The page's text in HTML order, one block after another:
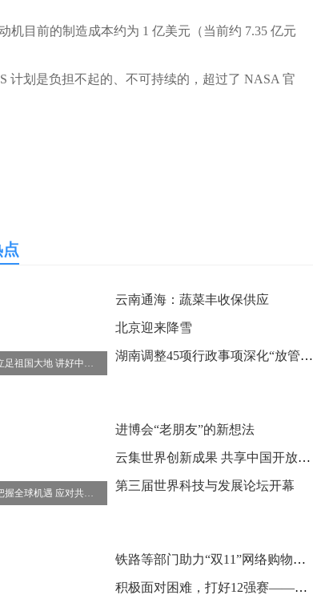
机目前的制造成本约为 1 亿美元（当前约 7.35 亿元
计划是负担不起的、不可持续的 ，超过了 NASA 官
云南通海：蔬菜丰收保供应
北京迎来降雪
湖南调整45项行政事项深化“放管服”改革
进博会“老朋友”的新想法
云集世界创新成果 共享中国开放红利
第三届世界科技与发展论坛开幕
铁路等部门助力“双11”网络购物更便捷
积极面对困难，打好12强赛——专访国足主帅李铁